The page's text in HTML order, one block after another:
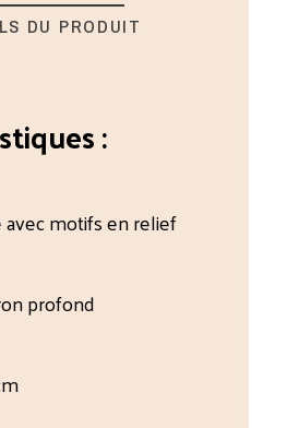
DU PRODUIT
:
avec motifs en relief
profond